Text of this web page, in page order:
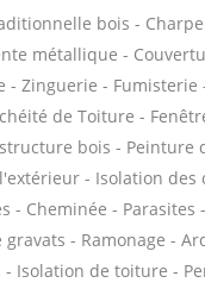
bois -
métallique -
- Zinguerie - Fumisterie
de Toiture -
bois - Peinture
- Isolation des
- Cheminée - Parasites
- Ramonage -
- Isolation de toiture -